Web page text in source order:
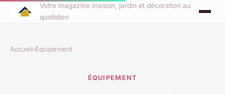
Votre magazine maison, jardin et décoration au
quotidien
Accueil›Équipement
ÉQUIPEMENT